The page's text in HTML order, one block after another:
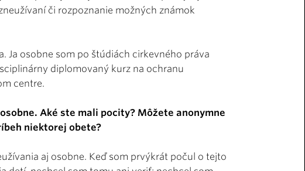
či rozpoznanie možných známok
Ja osobne som po štúdiách cirkevného práva
diplomovaný kurz na ochranu
centre.
Aké ste mali pocity? Môžete anonymne
niektorej obete?
aj osobne. Keď som prvýkrát počul o tejto